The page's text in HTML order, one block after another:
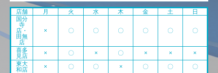
店舗 月 火 水 木 金 土
日
国分
寺
店・
田無
店
× 〇 〇 〇 〇 〇 〇
喜多
見店
× 〇 × 〇 × ×
×
東大
和店
× 〇 〇 × 〇 〇 〇